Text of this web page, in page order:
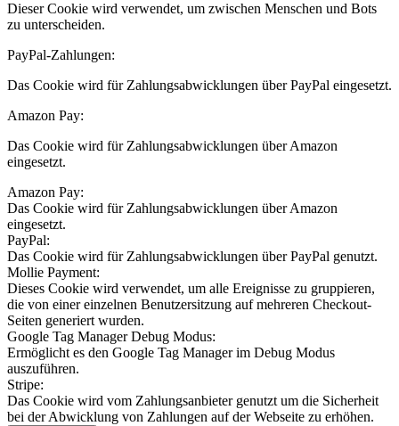
Dieser Cookie wird verwendet, um zwischen Menschen und Bots
zu unterscheiden.
PayPal-Zahlungen:
Das Cookie wird für Zahlungsabwicklungen über PayPal eingesetzt.
Amazon Pay:
Das Cookie wird für Zahlungsabwicklungen über Amazon
eingesetzt.
Amazon Pay:
Das Cookie wird für Zahlungsabwicklungen über Amazon
eingesetzt.
PayPal:
Das Cookie wird für Zahlungsabwicklungen über PayPal genutzt.
Mollie Payment:
Dieses Cookie wird verwendet, um alle Ereignisse zu gruppieren,
die von einer einzelnen Benutzersitzung auf mehreren Checkout-
Seiten generiert wurden.
Google Tag Manager Debug Modus:
Ermöglicht es den Google Tag Manager im Debug Modus
auszuführen.
Stripe:
Das Cookie wird vom Zahlungsanbieter genutzt um die Sicherheit
bei der Abwicklung von Zahlungen auf der Webseite zu erhöhen.